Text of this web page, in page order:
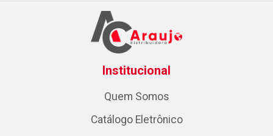
Institucional
Quem Somos
Catálogo Eletrônico